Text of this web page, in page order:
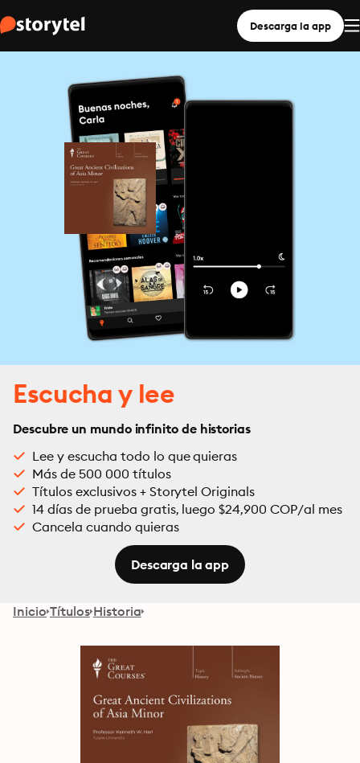
Descarga la app
Escucha y lee
Descubre un mundo infinito de historias
Lee y escucha todo lo que quieras
Más de 500 000 títulos
Títulos exclusivos + Storytel Originals
14 días de prueba gratis, luego $24,900 COP/al mes
Cancela cuando quieras
Descarga la app
Inicio Títulos Historia